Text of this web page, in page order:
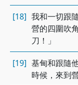
[18] 我和一切跟
營的四圍吹
刀！」
[19] 基甸和跟隨
時候，來到